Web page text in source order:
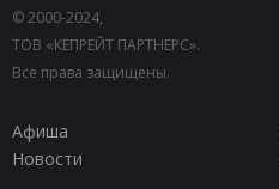
© 2000-2024,
ТОВ «КЕПРЕЙТ ПАРТНЕРС».
Все права защищены.
Афиша
Новости